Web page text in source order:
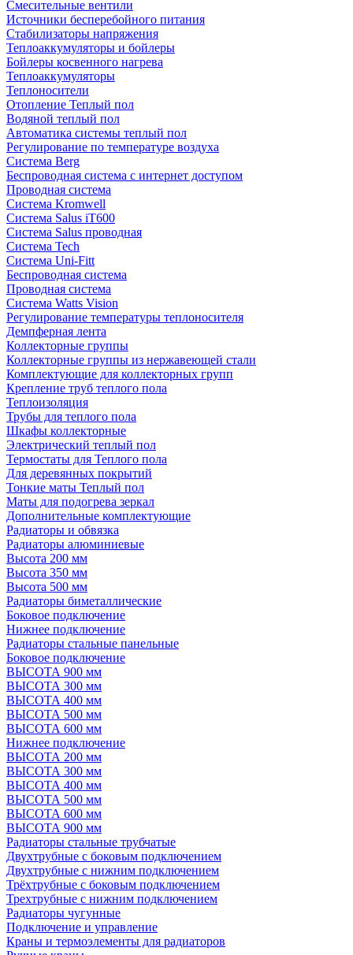
Смесительные вентили
Источники бесперебойного питания
Стабилизаторы напряжения
Теплоаккумуляторы и бойлеры
Бойлеры косвенного нагрева
Теплоаккумуляторы
Теплоносители
Отопление Теплый пол
Водяной теплый пол
Автоматика системы теплый пол
Регулирование по температуре воздуха
Система Berg
Беспроводная система с интернет доступом
Проводная система
Система Kromwell
Система Salus iT600
Система Salus проводная
Система Tech
Система Uni-Fitt
Беспроводная система
Проводная система
Система Watts Vision
Регулирование температуры теплоносителя
Демпферная лента
Коллекторные группы
Коллекторные группы из нержавеющей стали
Комплектующие для коллекторных групп
Крепление труб теплого пола
Теплоизоляция
Трубы для теплого пола
Шкафы коллекторные
Электрический теплый пол
Термостаты для Теплого пола
Для деревянных покрытий
Тонкие маты Теплый пол
Маты для подогрева зеркал
Дополнительные комплектующие
Радиаторы и обвязка
Радиаторы алюминиевые
Высота 200 мм
Высота 350 мм
Высота 500 мм
Радиаторы биметаллические
Боковое подключение
Нижнее подключение
Радиаторы стальные панельные
Боковое подключение
ВЫСОТА 900 мм
ВЫСОТА 300 мм
ВЫСОТА 400 мм
ВЫСОТА 500 мм
ВЫСОТА 600 мм
Нижнее подключение
ВЫСОТА 200 мм
ВЫСОТА 300 мм
ВЫСОТА 400 мм
ВЫСОТА 500 мм
ВЫСОТА 600 мм
ВЫСОТА 900 мм
Радиаторы стальные трубчатые
Двухтрубные с боковым подключением
Двухтрубные с нижним подключением
Трёхтрубные с боковым подключением
Трехтрубные с нижним подключением
Радиаторы чугунные
Подключение и управление
Краны и термоэлементы для радиаторов